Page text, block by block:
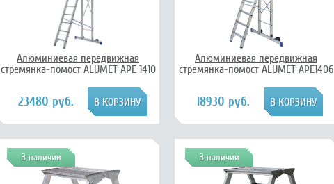
Алюминиевая передвижная
стремянка-помост ALUMET APE 1410
23480 руб.
Алюминиевая передвижная
стремянка-помост ALUMET АРЕ1406
18930 руб.
В наличии В наличии